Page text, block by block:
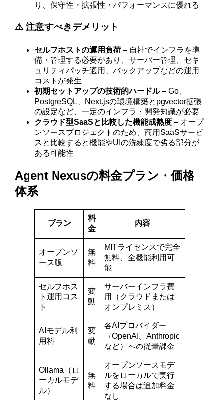
り、保守性・拡張性・パフォーマンスに優れる
⚠️ 注意すべきデメリット
セルフホストの運用負荷 – 自社でインフラを準
備・管理する必要があり、サーバー管理、セキ
ュリティパッチ適用、バックアップなどの運用
コストが発生
初期セットアップの技術的ハードル– Go、
PostgreSQL、Next.jsの環境構築とpgvector拡張
の設定など、一定のインフラ・開発知識が必要
クラウド型SaaSと比較した機能成熟度 – オープ
ンソースプロジェクトのため、商用SaaSサービ
スと比較すると機能やUIの洗練度で劣る部分が
ある可能性
Agent Nexusの料金プラン・価格
体系
プラン
料
金
内容
オープンソ
ース版
無
料
MITライセンスで完全
無料、全機能利用可
能
セルフホス
ト運用コス
ト
変
動
サーバーインフラ費
用（クラウドまたは
オンプレミス）
AIモデル利
用料
変
動
各AIプロバイダー
（OpenAI、Anthropic
など）への従量課金
Ollama（ロ
ーカルモデ
ル）
無
料
オープンソースモデ
ルをローカルで実行
する場合は追加料金
なし